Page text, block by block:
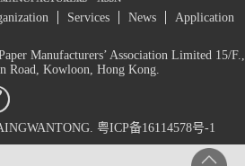
Services News
Application
Manufacturers’ Association Limited 15/F.,
Road, Kowloon, Hong Kong.
粤ICP备16114578号-1